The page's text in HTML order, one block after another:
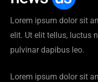
Lorem ipsum dolor sit
elit. Ut elit tellus, luctus
pulvinar dapibus leo.
Lorem ipsum dolor sit